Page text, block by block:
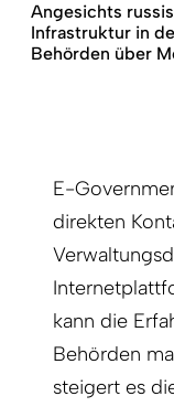
Angesichts
Infrastruktur in
Behörden über
E-
direkten
kann die
Behörden
steigert es